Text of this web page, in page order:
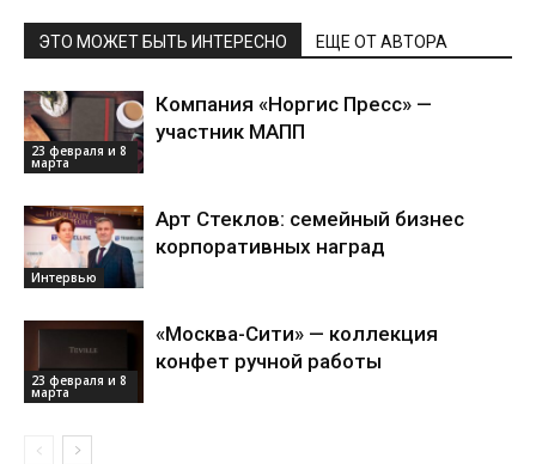
ЭТО МОЖЕТ БЫТЬ ИНТЕРЕСНО ЕЩЕ ОТ АВТОРА
23 февраля и 8
марта
Компания «Норгис Пресс» —
участник МАПП
Интервью
Арт Стеклов: семейный бизнес
корпоративных наград
23 февраля и 8
марта
«Москва-Сити» — коллекция
конфет ручной работы